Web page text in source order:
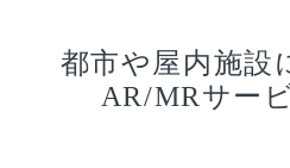
都市や屋内施設
AR/MRサー